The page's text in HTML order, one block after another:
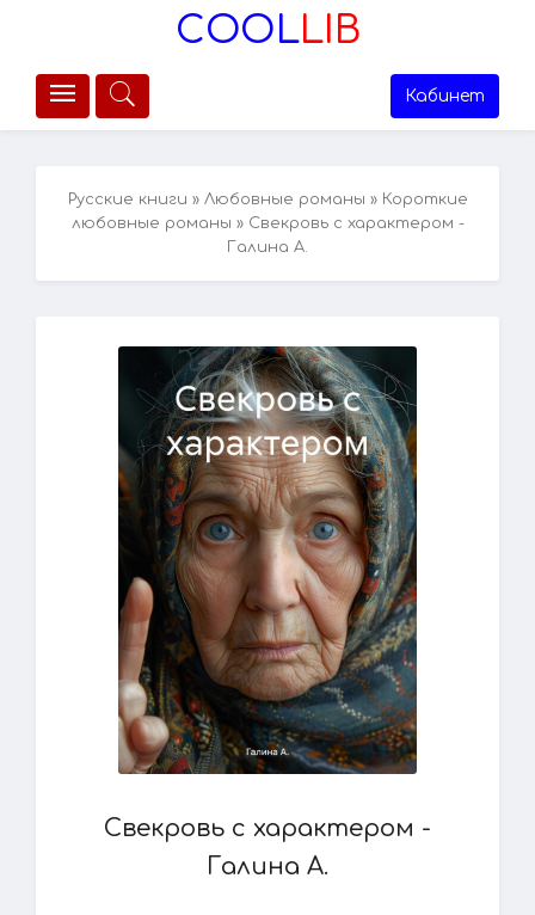
COOLLIB
Кабинет
Русские книги » Любовные романы » Короткие
любовные романы » Свекровь с характером -
Галина А.
Свекровь с характером -
Галина А.